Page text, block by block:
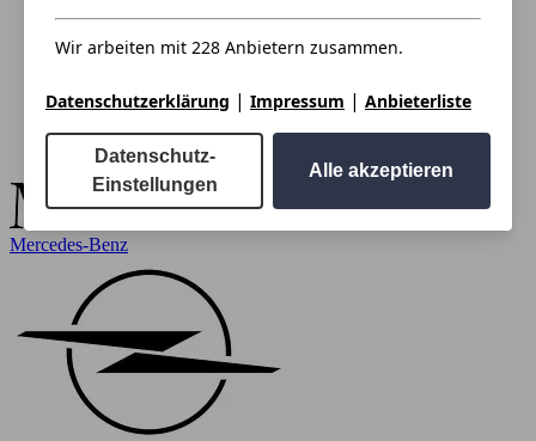
Mercedes-Benz
Wir arbeiten mit 228 Anbietern zusammen.
Datenschutzerklärung | Impressum | Anbieterliste
Datenschutz-
Einstellungen
Alle akzeptieren